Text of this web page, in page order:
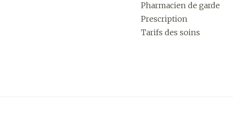
Pharmacien de garde
Prescription
Tarifs des soins